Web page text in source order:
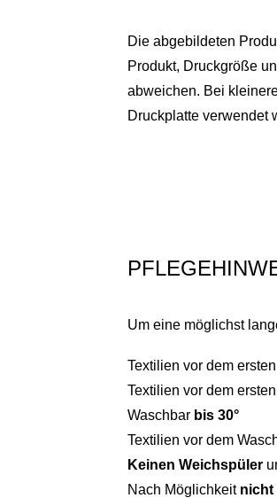
Die abgebildeten
Produkt, Druckgröße
abweichen. Bei
Druckplatte verwendet
Um eine möglichst
Textilien vor dem
Textilien vor dem
Waschbar bis 30°
Textilien vor dem
Keinen Weichspüler
Nach Möglichkeit nicht